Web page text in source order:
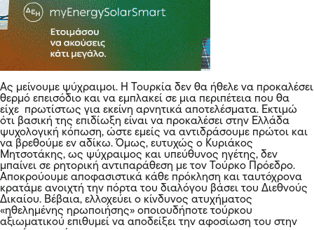
Ας μείνουμε ψύχραιμοι. Η Τουρκία δεν θα ήθελε να προκαλέσει
θερμό επεισόδιο και να εμπλακεί σε μια περιπέτεια που θα
είχε πρωτίστως για εκείνη αρνητικά αποτελέσματα. Εκτιμώ
ότι βασική της επιδίωξη είναι να προκαλέσει στην Ελλάδα
ψυχολογική κόπωση, ώστε εμείς να αντιδράσουμε πρώτοι και
να βρεθούμε εν αδίκω. Όμως, ευτυχώς ο Κυριάκος
Μητσοτάκης, ως ψύχραιμος και υπεύθυνος ηγέτης, δεν
μπαίνει σε ρητορική αντιπαράθεση με τον Τούρκο Πρόεδρο.
Αποκρούουμε αποφασιστικά κάθε πρόκληση και ταυτόχρονα
κρατάμε ανοιχτή την πόρτα του διαλόγου βάσει του Διεθνούς
Δικαίου. Βέβαια, ελλοχεύει ο κίνδυνος ατυχήματος
«ηθελημένης ηρωποιήσης» οποιουδήποτε τούρκου
αξιωματικού επιθυμεί να αποδείξει την αφοσίωση του στην